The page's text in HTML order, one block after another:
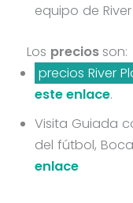
equipo de
Los precios son:
precios River
este enlace.
Visita Guiada
del fútbol,
enlace